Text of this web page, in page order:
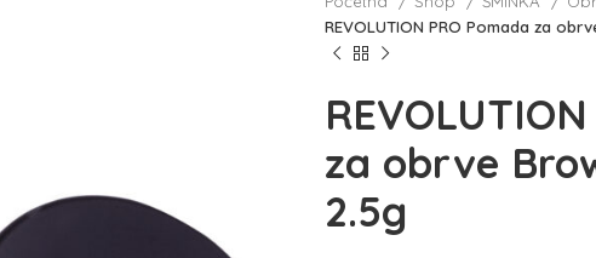
REVOLUTION PRO Pomada za
za obrve
2.5g